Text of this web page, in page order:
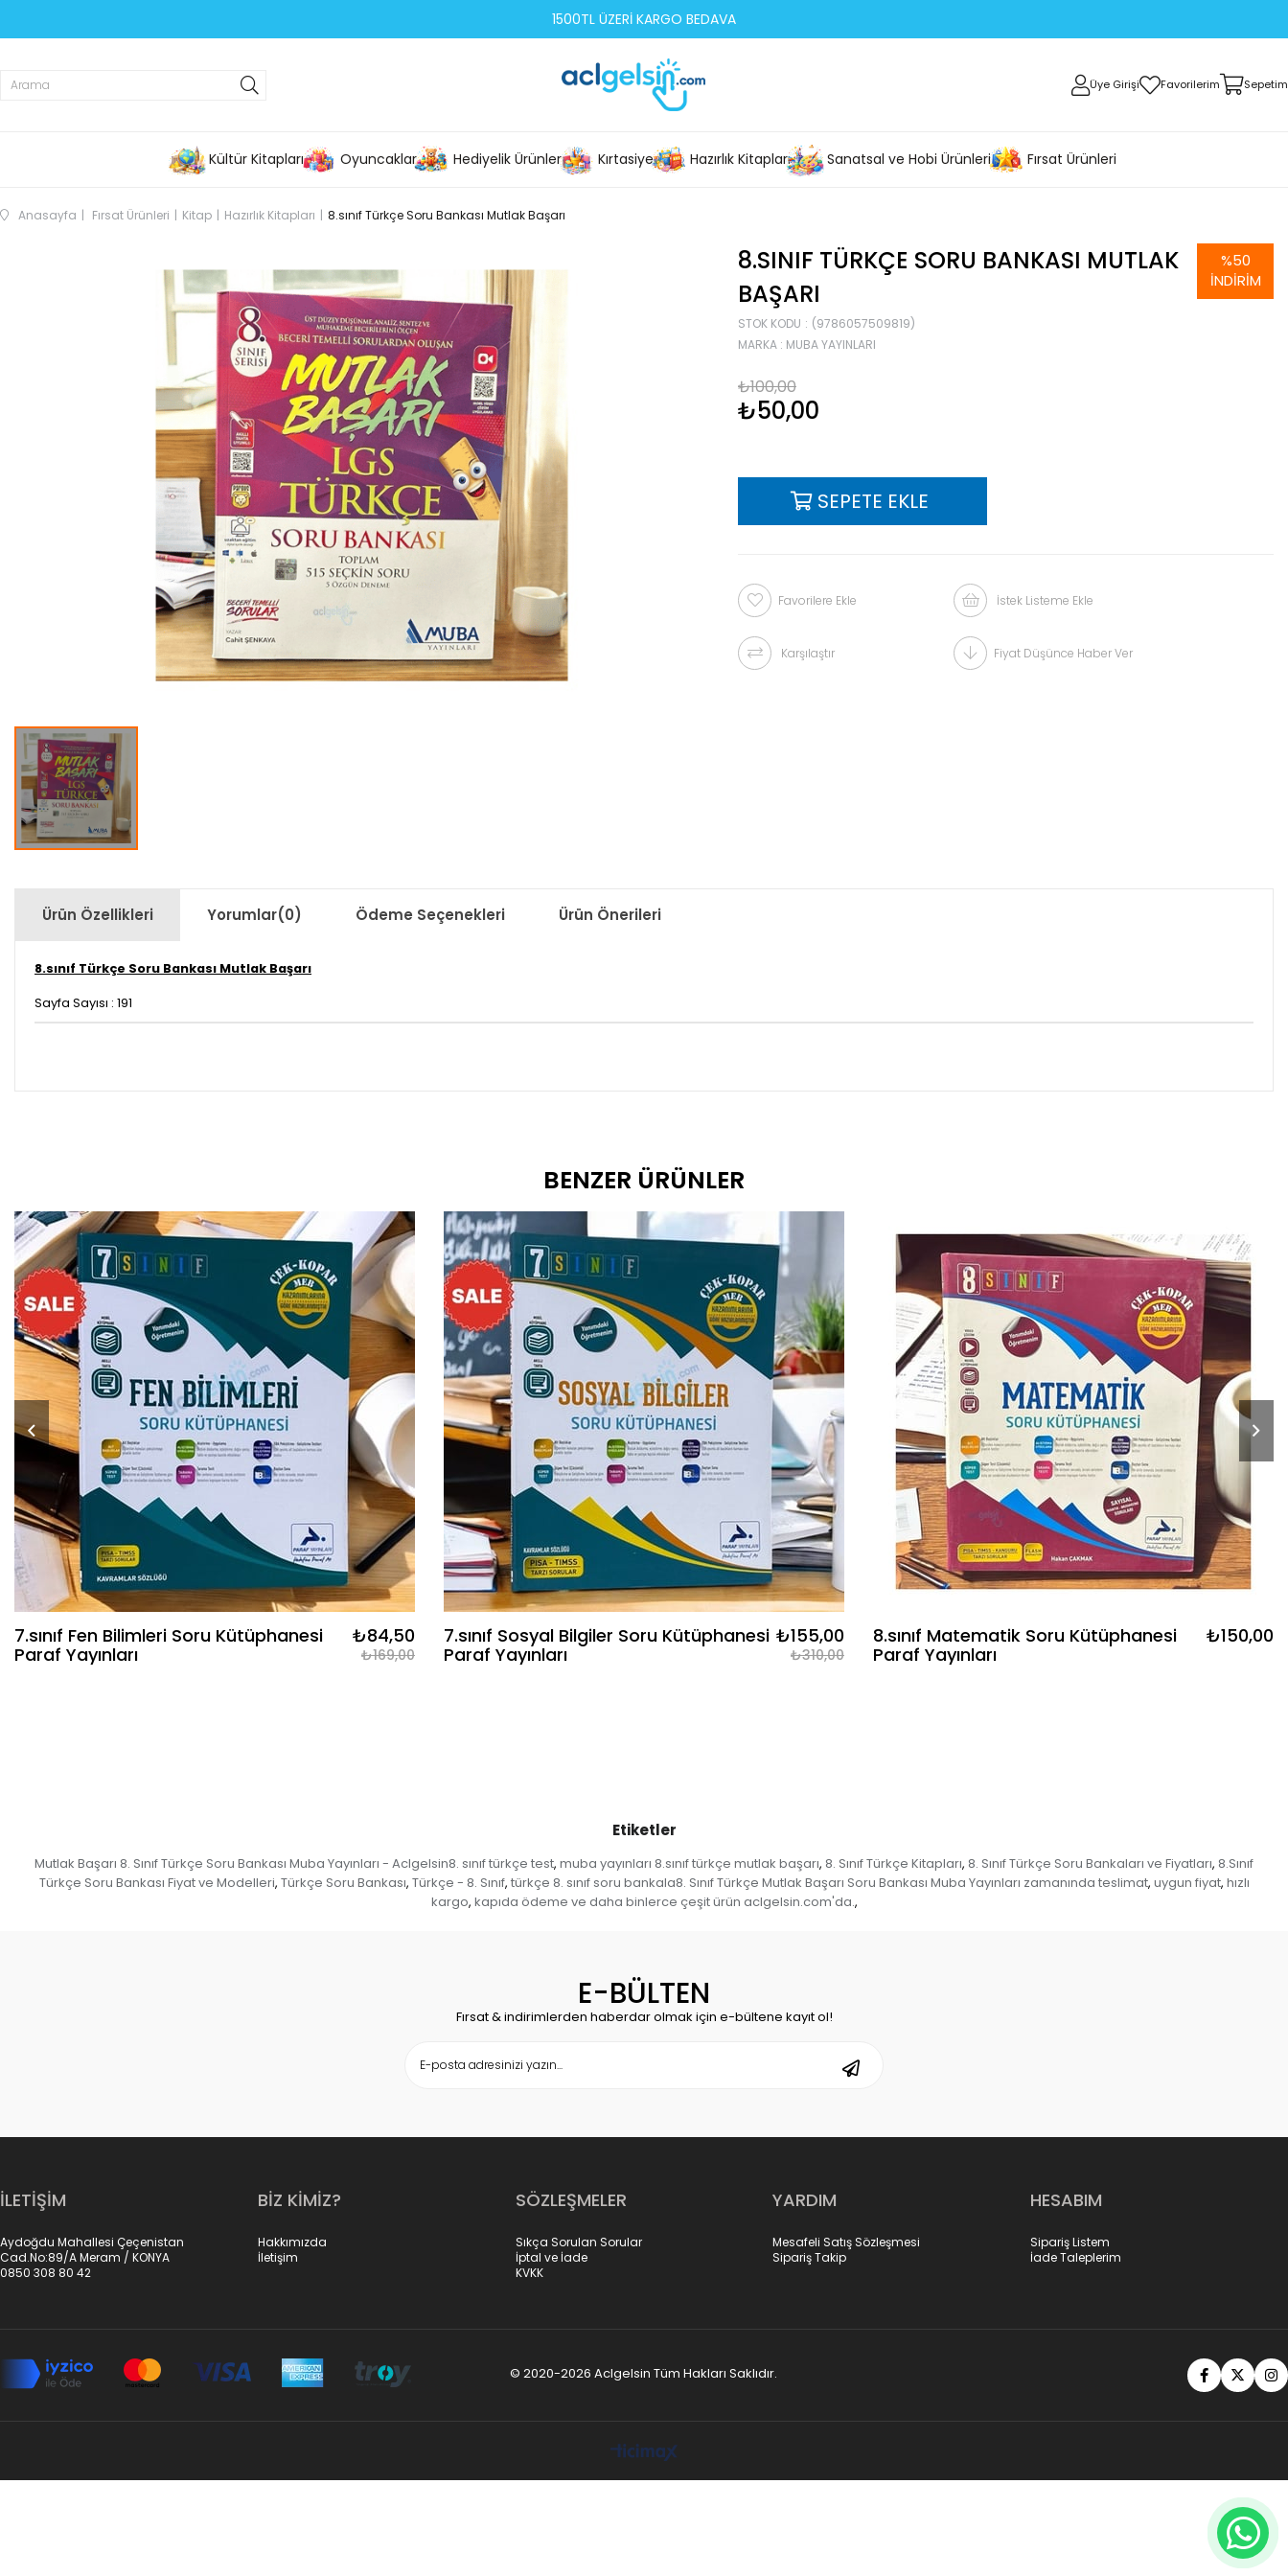
1500TL ÜZERİ KARGO BEDAVA
Üye Girişi Favorilerim Sepetim
Kültür Kitapları Oyuncaklar Hediyelik Ürünler Kırtasiye Hazırlık Kitapları Sanatsal ve Hobi Ürünleri Fırsat Ürünleri
Anasayfa Fırsat Ürünleri Kitap Hazırlık Kitapları 8.sınıf Türkçe Soru Bankası Mutlak Başarı
8.SINIF TÜRKÇE SORU BANKASI MUTLAK
BAŞARI
STOK KODU
(9786057509819)
MARKA : MUBA YAYINLARI
₺100,00
₺50,00
%50
İNDIRIM
Favorilere Ekle İstek Listeme Ekle
Karşılaştır Fiyat Düşünce Haber Ver
Ürün Özellikleri Yorumlar(0) Ödeme Seçenekleri Ürün Önerileri
8.sınıf Türkçe Soru Bankası Mutlak Başarı
Sayfa Sayısı : 191
BENZER ÜRÜNLER
7.sınıf Fen Bilimleri Soru Kütüphanesi
Paraf Yayınları
₺84,50
₺169,00
7.sınıf Sosyal Bilgiler Soru Kütüphanesi
Paraf Yayınları
₺155,00
₺310,00
8.sınıf Matematik Soru Kütüphanesi
Paraf Yayınları
₺150,00
Etiketler
Mutlak Başarı 8. Sınıf Türkçe Soru Bankası Muba Yayınları - Aclgelsin8. sınıf türkçe test, muba yayınları 8.sınıf türkçe mutlak başarı, 8. Sınıf Türkçe Kitapları, 8. Sınıf Türkçe Soru Bankaları ve Fiyatları, 8.Sınıf
Türkçe Soru Bankası Fiyat ve Modelleri, Türkçe Soru Bankası, Türkçe - 8. Sınıf, türkçe 8. sınıf soru bankala8. Sınıf Türkçe Mutlak Başarı Soru Bankası Muba Yayınları zamanında teslimat, uygun fiyat, hızlı
kargo, kapıda ödeme ve daha binlerce çeşit ürün aclgelsin.com'da.,
E-BÜLTEN
Fırsat & indirimlerden haberdar olmak için e-bültene kayıt ol!
İLETİŞİM
Aydoğdu Mahallesi Çeçenistan
Cad.No:89/A Meram / KONYA
0850 308 80 42
BİZ KİMİZ?
Hakkımızda
İletişim
SÖZLEŞMELER
Sıkça Sorulan Sorular
İptal ve İade
KVKK
YARDIM
Mesafeli Satış Sözleşmesi
Sipariş Takip
HESABIM
Sipariş Listem
İade Taleplerim
© 2020-2026 Aclgelsin Tüm Hakları Saklıdır.